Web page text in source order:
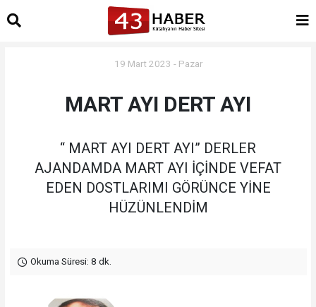
19 Mart 2023 - Pazar
MART AYI DERT AYI
“ MART AYI DERT AYI” DERLER
AJANDAMDA MART AYI İÇİNDE VEFAT
EDEN DOSTLARIMI GÖRÜNCE YİNE
HÜZÜNLENDİM
Okuma Süresi: 8 dk.